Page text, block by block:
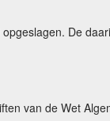
De
van de Wet